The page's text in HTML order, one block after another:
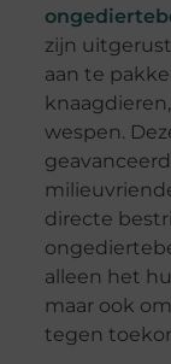
zijn
aan te
wespen.
directe
alleen het
maar ook
tegen